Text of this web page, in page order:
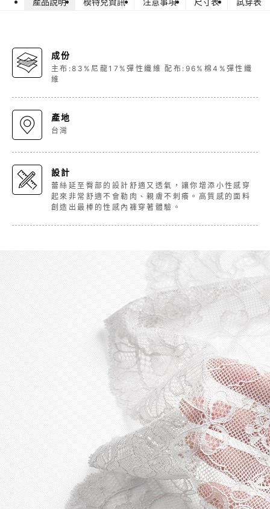
成份
主布:83%尼龍17%彈性纖維 配布:96%棉4%彈性纖
維
產地
台灣
設計
蕾絲延至臀部的設計舒適又透氣，讓你增添小性感穿
起來非常舒適不會勒肉、親膚不刺癢。高質感的面料
創造出最棒的性感內褲穿著體驗。